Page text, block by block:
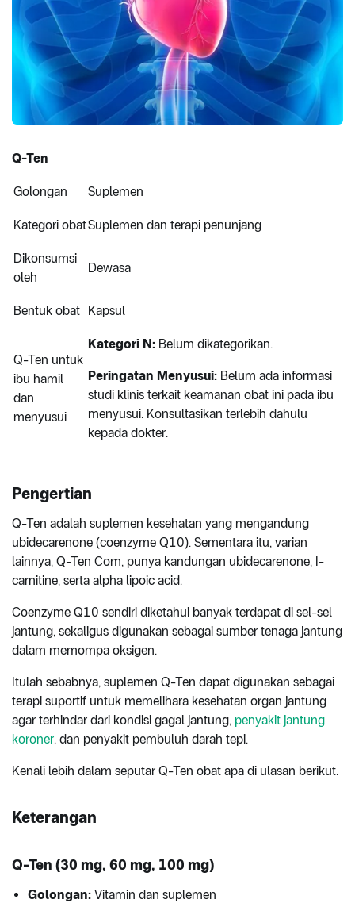
Q-Ten
Golongan Suplemen
Kategori obatSuplemen dan terapi penunjang
Dikonsumsi
oleh
Dewasa
Bentuk obat Kapsul
Q-Ten untuk
ibu hamil
dan
menyusui
Kategori N: Belum dikategorikan.
Peringatan Menyusui: Belum ada informasi
studi klinis terkait keamanan obat ini pada ibu
menyusui. Konsultasikan terlebih dahulu
kepada dokter.
Pengertian
Q-Ten adalah suplemen kesehatan yang mengandung
ubidecarenone (coenzyme Q10). Sementara itu, varian
lainnya, Q-Ten Com, punya kandungan ubidecarenone, I-
carnitine, serta alpha lipoic acid.
Coenzyme Q10 sendiri diketahui banyak terdapat di sel-sel
jantung, sekaligus digunakan sebagai sumber tenaga jantung
dalam memompa oksigen.
Itulah sebabnya, suplemen Q-Ten dapat digunakan sebagai
terapi suportif untuk memelihara kesehatan organ jantung
agar terhindar dari kondisi gagal jantung, penyakit jantung
koroner, dan penyakit pembuluh darah tepi.
Kenali lebih dalam seputar Q-Ten obat apa di ulasan berikut.
Keterangan
Q-Ten (30 mg, 60 mg, 100 mg)
Golongan: Vitamin dan suplemen